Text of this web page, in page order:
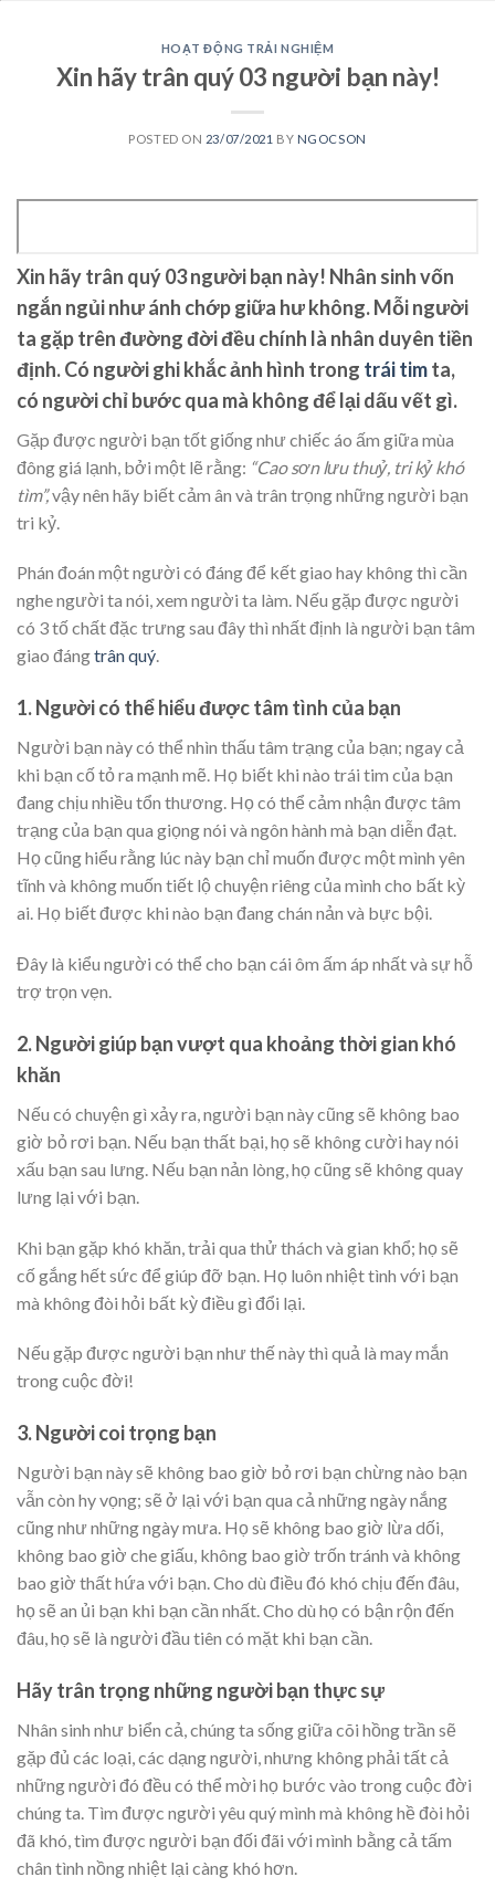
HOẠT ĐỘNG TRẢI NGHIỆM
Xin hãy trân quý 03 người bạn này!
POSTED ON 23/07/2021 BY NGOCSON
Xin hãy trân quý 03 người bạn này! Nhân sinh vốn
ngắn ngủi như ánh chớp giữa hư không. Mỗi người
ta gặp trên đường đời đều chính là nhân duyên tiền
định. Có người ghi khắc ảnh hình trong trái timta,
có người chỉ bước qua mà không để lại dấu vết gì.
Gặp được người bạn tốt giống như chiếc áo ấm giữa mùa
đông giá lạnh, bởi một lẽ rằng: “Cao sơn lưu thuỷ, tri kỷ khó
tìm”,vậy nên hãy biết cảm ân và trân trọng những người bạn
tri kỷ.
Phán đoán một người có đáng để kết giao hay không thì cần
nghe người ta nói, xem người ta làm. Nếu gặp được người
có 3 tố chất đặc trưng sau đây thì nhất định là người bạn tâm
giao đángtrân quý.
1. Người có thể hiểu được tâm tình của bạn
Người bạn này có thể nhìn thấu tâm trạng của bạn; ngay cả
khi bạn cố tỏ ra mạnh mẽ. Họ biết khi nào trái tim của bạn
đang chịu nhiều tổn thương. Họ có thể cảm nhận được tâm
trạng của bạn qua giọng nói và ngôn hành mà bạn diễn đạt.
Họ cũng hiểu rằng lúc này bạn chỉ muốn được một mình yên
tĩnh và không muốn tiết lộ chuyện riêng của mình cho bất kỳ
ai. Họ biết được khi nào bạn đang chán nản và bực bội.
Đây là kiểu người có thể cho bạn cái ôm ấm áp nhất và sự hỗ
trợ trọn vẹn.
2. Người giúp bạn vượt qua khoảng thời gian khó
khăn
Nếu có chuyện gì xảy ra, người bạn này cũng sẽ không bao
giờ bỏ rơi bạn. Nếu bạn thất bại, họ sẽ không cười hay nói
xấu bạn sau lưng. Nếu bạn nản lòng, họ cũng sẽ không quay
lưng lại với bạn.
Khi bạn gặp khó khăn, trải qua thử thách và gian khổ; họ sẽ
cố gắng hết sức để giúp đỡ bạn. Họ luôn nhiệt tình với bạn
mà không đòi hỏi bất kỳ điều gì đổi lại.
Nếu gặp được người bạn như thế này thì quả là may mắn
trong cuộc đời!
3. Người coi trọng bạn
Người bạn này sẽ không bao giờ bỏ rơi bạn chừng nào bạn
vẫn còn hy vọng; sẽ ở lại với bạn qua cả những ngày nắng
cũng như những ngày mưa. Họ sẽ không bao giờ lừa dối,
không bao giờ che giấu, không bao giờ trốn tránh và không
bao giờ thất hứa với bạn. Cho dù điều đó khó chịu đến đâu,
họ sẽ an ủi bạn khi bạn cần nhất. Cho dù họ có bận rộn đến
đâu, họ sẽ là người đầu tiên có mặt khi bạn cần.
Hãy trân trọng những người bạn thực sự
Nhân sinh như biển cả, chúng ta sống giữa cõi hồng trần sẽ
gặp đủ các loại, các dạng người, nhưng không phải tất cả
những người đó đều có thể mời họ bước vào trong cuộc đời
chúng ta. Tìm được người yêu quý mình mà không hề đòi hỏi
đã khó, tìm được người bạn đối đãi với mình bằng cả tấm
chân tình nồng nhiệt lại càng khó hơn.